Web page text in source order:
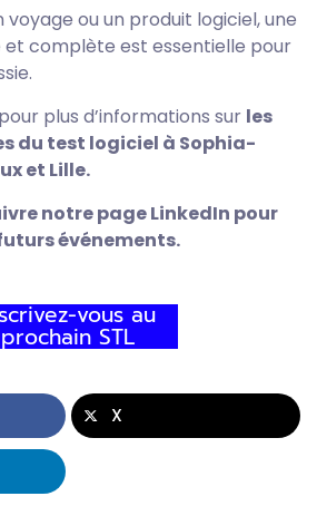
voyage ou un produit logiciel, une
complète est essentielle pour
plus d’informations sur les
du test logiciel à Sophia-
et Lille.
notre page LinkedIn pour
événements.
vous au
prochain STL
X